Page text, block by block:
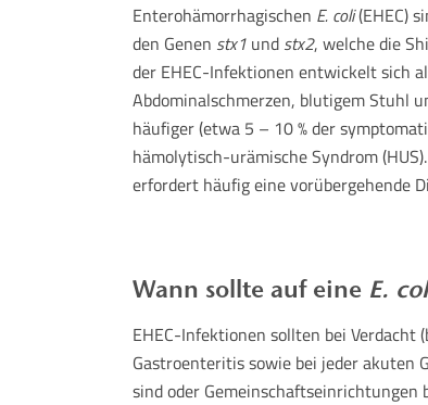
Enterohämorrhagischen E. coli(EHEC)
den Genen stx1 und stx2, welche die
der EHEC-Infektionen entwickelt sich
Abdominalschmerzen, blutigem Stuhl
häufiger (etwa 5 – 10 % der
hämolytisch-urämische Syndrom
erfordert häufig eine vorübergehende
Wann sollte auf eine E.
EHEC-Infektionen sollten bei
Gastroenteritis sowie bei jeder akuten
sind oder